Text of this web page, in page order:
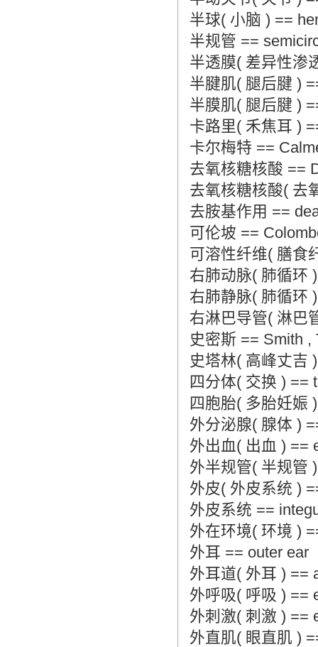
半球( 小脑 ) ==
半规管 ==
半透膜( 差异性渗
半腱肌( 腿后腱 )
半膜肌( 腿后腱 )
卡路里( 禾焦耳 )
卡尔梅特 ==
去氧核糖核酸 ==
去氧核糖核酸( 去
去胺基作用 ==
可伦坡 ==
可溶性纤维( 膳食
右肺动脉( 肺循环
右肺静脉( 肺循环
右淋巴导管( 淋巴
史密斯 == Smith ,
史塔林( 高峰丈吉
四分体( 交换 ) ==
四胞胎( 多胎妊娠
外分泌腺( 腺体 )
外出血( 出血 ) ==
外半规管( 半规管
外皮( 外皮系统 )
外皮系统 ==
外在环境( 环境 )
外耳 == outer ear
外耳道( 外耳 ) ==
外呼吸( 呼吸 ) ==
外刺激( 刺激 ) ==
外直肌( 眼直肌 )